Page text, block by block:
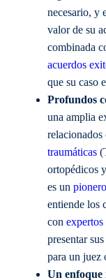
necesario, y
valor de su
combinada
acuerdos
que su caso
Profundos
una amplia
relacionados
traumáticas
ortopédicos
es un
entiende los
con
presentar
para un juez
Un enfoque